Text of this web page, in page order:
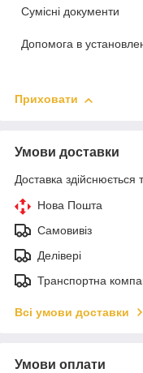
Сумісні документи
Допомога в
Приховати
Умови доставки
Доставка здійснюється
Нова Пошта
Самовивіз
Делівері
Транспортна
Всі умови доставки
Умови оплати